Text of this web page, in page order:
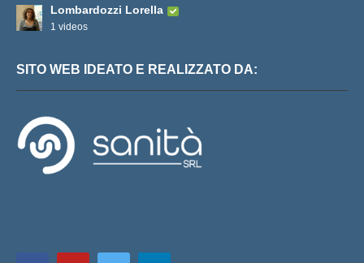
Lombardozzi Lorella
1 videos
SITO WEB IDEATO E REALIZZATO DA: